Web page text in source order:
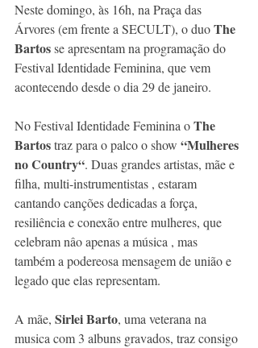
Neste domingo, às 16h, na Praça das
Árvores (em frente a SECULT), o duo The
Bartos se apresentam na programação do
Festival Identidade Feminina, que vem
acontecendo desde o dia 29 de janeiro.
No Festival Identidade Feminina o The
Bartos traz para o palco o show “Mulheres
no Country“. Duas grandes artistas, mãe e
filha, multi-instrumentistas , estaram
cantando canções dedicadas a força,
resiliência e conexão entre mulheres, que
celebram nâo apenas a música , mas
também a podereosa mensagem de união e
legado que elas representam.
A mãe, Sirlei Barto, uma veterana na
musica com 3 albuns gravados, traz consigo